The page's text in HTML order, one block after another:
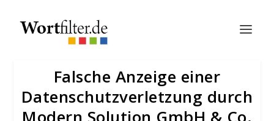
Falsche Anzeige einer
Datenschutzverletzung durch